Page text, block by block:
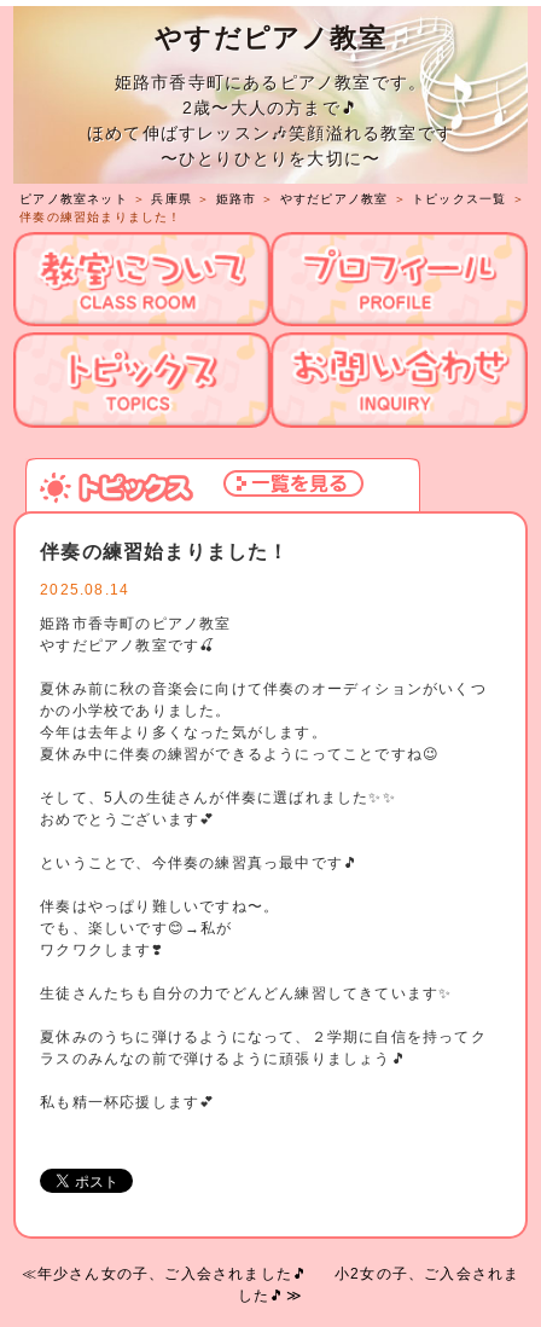
やすだピアノ教室
姫路市香寺町にあるピアノ教室です。
2歳〜大人の方まで🎵
ほめて伸ばすレッスン🎶笑顔溢れる教室です
〜ひとりひとりを大切に〜
ピアノ教室ネット ＞兵庫県 ＞ 姫路市 ＞ やすだピアノ教室 ＞ トピックス一覧
＞
伴奏の練習始まりました！
伴奏の練習始まりました！
2025.08.14
姫路市香寺町のピアノ教室
やすだピアノ教室です🍒
夏休み前に秋の音楽会に向けて伴奏のオーディションがいくつ
かの小学校でありました。
今年は去年より多くなった気がします。
夏休み中に伴奏の練習ができるようにってことですね😉
そして、5人の生徒さんが伴奏に選ばれました✨✨
おめでとうございます💕
ということで、今伴奏の練習真っ最中です🎵
伴奏はやっぱり難しいですね〜。
でも、楽しいです😊→私が
ワクワクします❣️
生徒さんたちも自分の力でどんどん練習してきています✨
夏休みのうちに弾けるようになって、２学期に自信を持ってク
ラスのみんなの前で弾けるように頑張りましょう🎵
私も精一杯応援します💕
≪年少さん女の子、ご入会されました🎵
小2女の子、ご入会されま
した🎵≫